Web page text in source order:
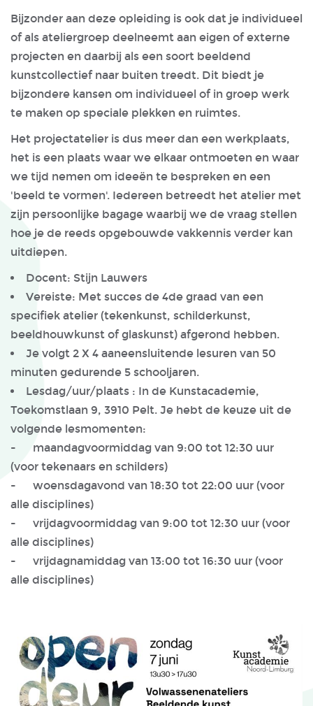
Bijzonder aan deze opleiding is ook dat je individueel
of als ateliergroep deelneemt aan eigen of externe
projecten en daarbij als een soort beeldend
kunstcollectief naar buiten treedt. Dit biedt je
bijzondere kansen om individueel of in groep werk
te maken op speciale plekken en ruimtes.
Het projectatelier is dus meer dan een werkplaats,
het is een plaats waar we elkaar ontmoeten en waar
we tijd nemen om ideeën te bespreken en een
'beeld te vormen'. Iedereen betreedt het atelier met
zijn persoonlijke bagage waarbij we de vraag stellen
hoe je de reeds opgebouwde vakkennis verder kan
uitdiepen.
Docent: Stijn Lauwers
Vereiste: Met succes de 4de graad van een
specifiek atelier (tekenkunst, schilderkunst,
beeldhouwkunst of glaskunst) afgerond hebben.
Je volgt 2 X 4 aaneensluitende lesuren van 50
minuten gedurende 5 schooljaren.
Lesdag/uur/plaats : In de Kunstacademie,
Toekomstlaan 9, 3910 Pelt. Je hebt de keuze uit de
volgende lesmomenten:
- maandagvoormiddag van 9:00 tot 12:30 uur
(voor tekenaars en schilders)
- woensdagavond van 18:30 tot 22:00 uur (voor
alle disciplines)
- vrijdagvoormiddag van 9:00 tot 12:30 uur (voor
alle disciplines)
- vrijdagnamiddag van 13:00 tot 16:30 uur (voor
alle disciplines)